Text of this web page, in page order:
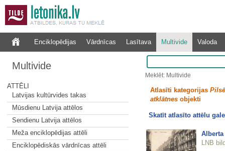
Enciklopēdijas Vārdnīcas Lasītava Multivide Valoda
Multivide
ATTĒLI
Latvijas kultūrvides takas
Mūsdienu Latvija attēlos
Sendienu Latvija attēlos
Meža enciklopēdijas attēli
Enciklopēdiskās vārdnīcas attēli
Meklēt: Multivide
Atlasīti kategorijas
atklātnesobjekti
Skatīt atlasīto attēlu
Alberta
LNB